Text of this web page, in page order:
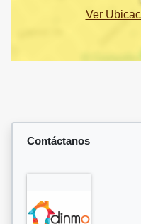
Ver
Contáctanos